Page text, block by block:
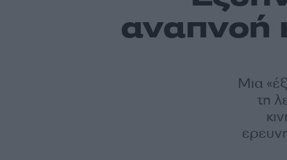
αναπνοή
Μια
τη